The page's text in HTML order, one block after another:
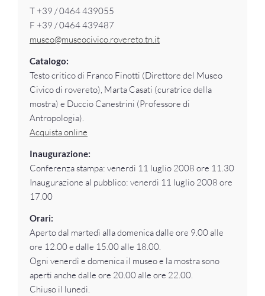
T +39 / 0464 439055
F +39 / 0464 439487
museo@museocivico.rovereto.tn.it
Catalogo:
Testo critico di Franco Finotti (Direttore del Museo
Civico di rovereto), Marta Casati (curatrice della
mostra) e Duccio Canestrini (Professore di
Antropologia).
Acquista online
Inaugurazione:
Conferenza stampa: venerdì 11 luglio 2008 ore 11.30
Inaugurazione al pubblico: venerdì 11 luglio 2008 ore
17.00
Orari:
Aperto dal martedì alla domenica dalle ore 9.00 alle
ore 12.00 e dalle 15.00 alle 18.00.
Ogni venerdì e domenica il museo e la mostra sono
aperti anche dalle ore 20.00 alle ore 22.00.
Chiuso il lunedì.